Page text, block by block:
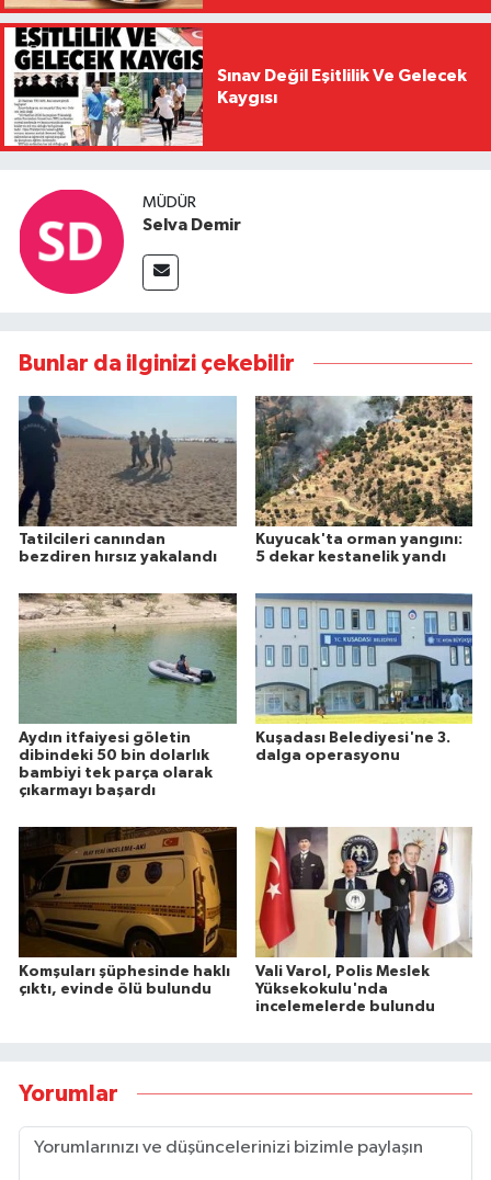
Sınav Değil Eşitlilik Ve Gelecek
Kaygısı
MÜDÜR
Selva Demir
Bunlar da ilginizi çekebilir
Tatilcileri canından
bezdiren hırsız yakalandı
Kuyucak'ta orman yangını:
5 dekar kestanelik yandı
Aydın itfaiyesi göletin
dibindeki 50 bin dolarlık
bambiyi tek parça olarak
çıkarmayı başardı
Kuşadası Belediyesi'ne 3.
dalga operasyonu
Komşuları şüphesinde haklı
çıktı, evinde ölü bulundu
Vali Varol, Polis Meslek
Yüksekokulu'nda
incelemelerde bulundu
Yorumlar